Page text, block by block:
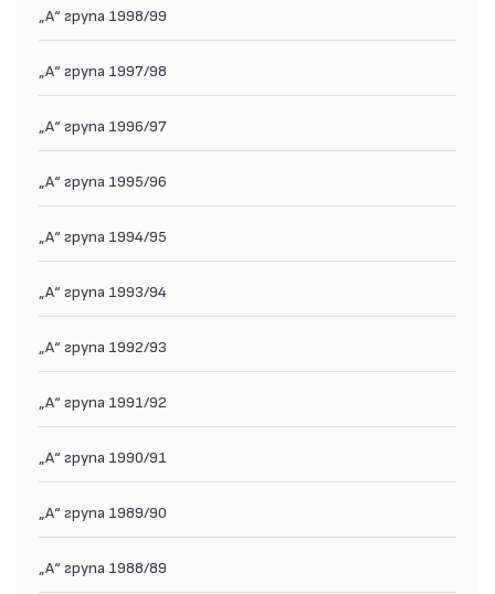
„А“ група 1998/99
„А“ група 1997/98
„А“ група 1996/97
„А“ група 1995/96
„А“ група 1994/95
„А“ група 1993/94
„А“ група 1992/93
„А“ група 1991/92
„А“ група 1990/91
„А“ група 1989/90
„А“ група 1988/89